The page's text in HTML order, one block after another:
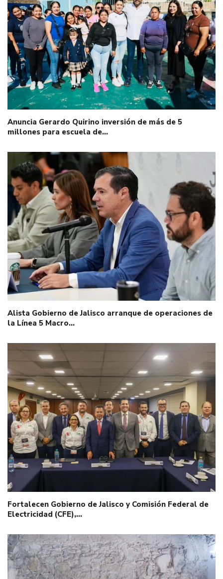
Anuncia Gerardo Quirino inversión de más de 5
millones para escuela de…
Alista Gobierno de Jalisco arranque de operaciones de
la Línea 5 Macro…
Fortalecen Gobierno de Jalisco y Comisión Federal de
Electricidad (CFE),…